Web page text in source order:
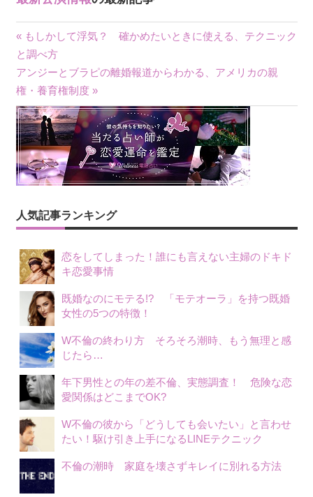
投
稿
ナ
ビ
ゲ
ー
シ
ン
« もしかして浮気？ 確かめたいときに使える、テクニック
と調べ方
アンジーとブラピの離婚報道からわかる、アメリカの親
権・養育権制度 »
人気記事ランキング
恋をしてしまった！誰にも言えない主婦のドキド
キ恋愛事情
既婚なのにモテる!? 「モテオーラ」を持つ既婚
女性の5つの特徴！
W不倫の終わり方 そろそろ潮時、もう無理と感
じたら…
年下男性との年の差不倫、実態調査！ 危険な恋
愛関係はどこまでOK?
W不倫の彼から「どうしても会いたい」と言わせ
たい！駆け引き上手になるLINEテクニック
不倫の潮時 家庭を壊さずキレイに別れる方法